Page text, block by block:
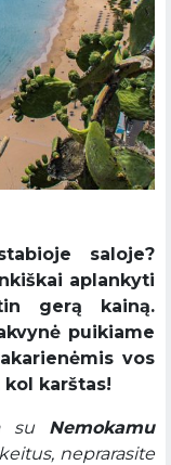
saloje?
aplankyti
gerą kainą.
puikiame
vos
karštas!
su Nemokamu
neprarasite